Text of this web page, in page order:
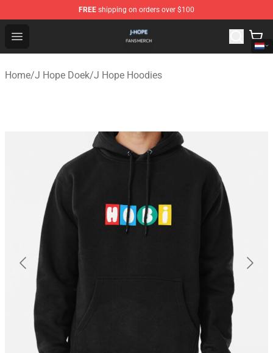
FREE shipping on orders over $100
Open menu
J Hope Shop - Official J Hope Merchandise Store
Home/J Hope Doek/J Hope Hoodies